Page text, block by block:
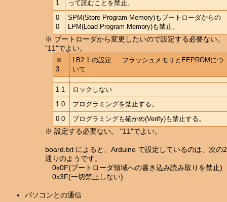
1
って読むことを禁止。
0
0
SPM(Store Program Memory)もブートローダからの
LPM(Load Program Memory)も禁止。
※ ブートローダから変更したいので設定する必要ない。
"11"でよい。
※
3
LB2:1 の設定 : フラッシュメモリとEEPROMにつ
いて
1 1
ロックしない
1 0
プログラミングを禁止する。
0 0
プログラミングも確かめ(Verify)も禁止する。
※ 設定する必要ない。 "11"でよい。
board.txt によると、Arduino で設定しているのは、次の2
通りのようです。
0x0F(ブートローダ領域への書き込み読み取りを禁止)
0x3F(一切禁止しない)
パソコンとの通信